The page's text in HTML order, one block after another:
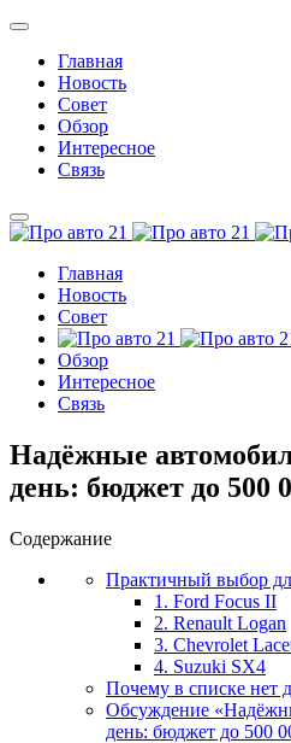
Главная
Новость
Совет
Обзор
Интересное
Связь
Главная
Новость
Совет
Обзор
Интересное
Связь
Надёжные
день: бюджет до 500
Содержание
Практичный выбор
1. Ford Focus II
2. Renault Logan
3. Chevrolet
4. Suzuki SX4
Почему в списке нет
Обсуждение
день: бюджет до 500